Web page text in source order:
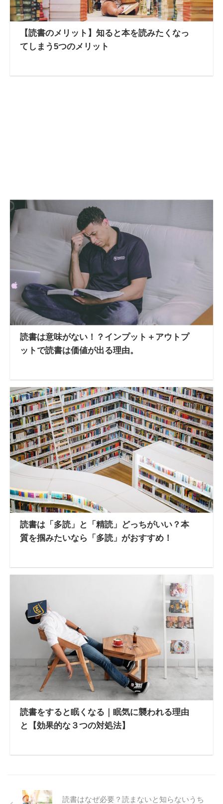
【読書のメリット】知ると本を読みたくなっ
てしまう5つのメリット
読書は意味がない！？インプット＋アウトプ
ットで読書は価値が出る理由。
読書は「多読」と「精読」どっちがいい？本
質を掴みたいなら「多読」がおすすめ！
読書をすると眠くなる｜眠気に襲われる理由
と【効果的な３つの対処法】
読書はなぜ必要？読まないと知らないうち